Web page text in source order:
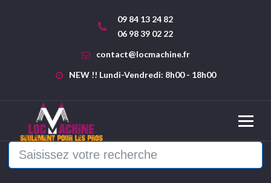
09 84 13 24 82
06 98 39 02 22
contact@locmachine.fr
NEW !! Lundi-Vendredi: 8h00 - 18h00